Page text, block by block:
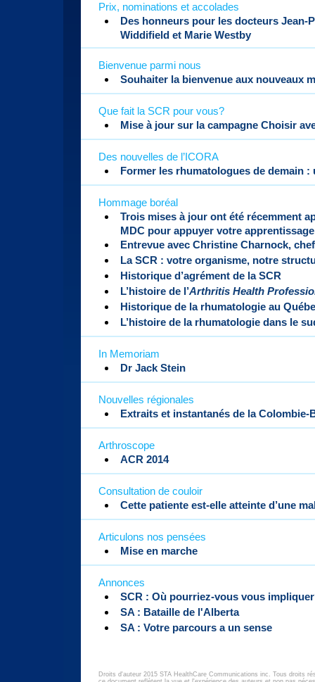
Prix, nominations et accolades
Des honneurs pour les docteurs Jean-
Widdifield et Marie Westby
Bienvenue parmi nous
Souhaiter la bienvenue aux nouveaux
Que fait la SCR pour vous?
Mise à jour sur la campagne Choisir
Des nouvelles de l’ICORA
Former les rhumatologues de demain :
Hommage boréal
Trois mises à jour ont été récemment
MDC pour appuyer votre apprentissage
Entrevue avec Christine Charnock,
La SCR : votre organisme, notre
Historique d’agrément de la SCR
L’histoire de l’Arthritis Health
Historique de la rhumatologie au
L’histoire de la rhumatologie dans le
In Memoriam
Dr Jack Stein
Nouvelles régionales
Extraits et instantanés de la Colombie-
Arthroscope
ACR 2014
Consultation de couloir
Cette patiente est-elle atteinte d’une
Articulons nos pensées
Mise en marche
Annonces
SCR : Où pourriez-vous vous
SA : Bataille de l'Alberta
SA : Votre parcours a un sense
Droits d'auteur 2015 STA HealthCare Communications inc. Tous droits